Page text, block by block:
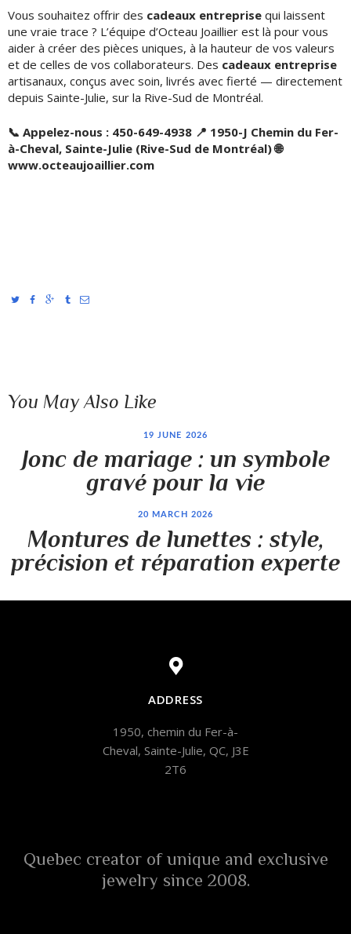
Vous souhaitez offrir des cadeaux entreprise qui laissent
une vraie trace ? L’équipe d’Octeau Joaillier est là pour vous
aider à créer des pièces uniques, à la hauteur de vos valeurs
et de celles de vos collaborateurs. Des cadeaux entreprise
artisanaux, conçus avec soin, livrés avec fierté — directement
depuis Sainte-Julie, sur la Rive-Sud de Montréal.
📞 Appelez-nous : 450-649-4938 📍 1950-J Chemin du Fer-
à-Cheval, Sainte-Julie (Rive-Sud de Montréal) 🌐
www.octeaujoaillier.com
You May Also Like
19 JUNE 2026
Jonc de mariage : un symbole
gravé pour la vie
20 MARCH 2026
Montures de lunettes : style,
précision et réparation experte
ADDRESS
1950, chemin du Fer-à-
Cheval, Sainte-Julie, QC, J3E
2T6
Quebec creator of unique and exclusive
jewelry since 2008.